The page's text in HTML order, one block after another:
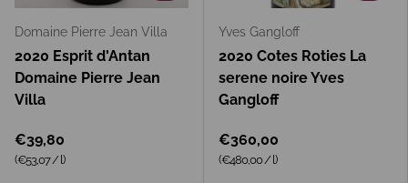
Domaine Pierre Jean Villa
2020 Esprit d'Antan
Domaine Pierre Jean
Villa
€39,80
Grundpreis
(€53,07/l)
Yves Gangloff
2020 Cotes Roties La
serene noire Yves
Gangloff
€360,00
Grundpreis
(€480,00/l)